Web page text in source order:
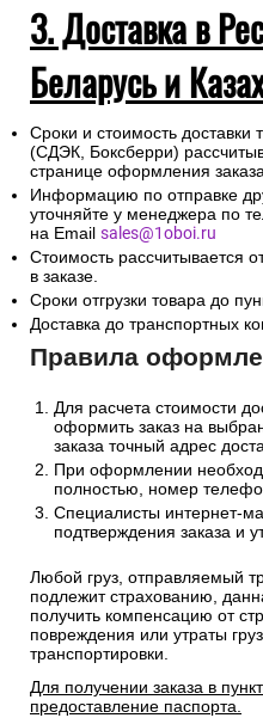
3. Доставка в
Беларусь и
Сроки и стоимость доставки
(СДЭК, Боксберри)
странице оформления
Информацию по отправке
уточняйте у менеджера по
на Email sales@1oboi.ru
Стоимость рассчитывается
в заказе.
Сроки отгрузки товара до
Доставка до транспортных
Правила
Для расчета стоимости
оформить заказ на
заказа точный адрес
При оформлении
полностью, номер
Специалисты интернет-
подтверждения заказа и
Любой груз, отправляемый
подлежит страхованию,
получить компенсацию от
повреждения или утраты
транспортировки.
Для получении заказа в
предоставление паспорта.